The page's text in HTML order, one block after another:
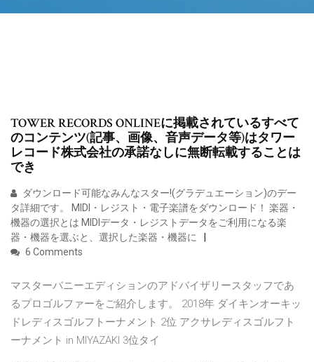
TOWER RECORDS ONLINEに掲載されているすべて
のコンテンツ(記事、画像、音声データ等)はタワー
レコード株式会社の承諾なしに無断転載することは
でき
ダウンロード可能なみんなスター!(グラデュエーション)のデー
タ詳細です。 MIDI・レジスト・電子楽譜をダウンロード！ 楽器・
機器の選択とは MIDIデータ・レジストデータをご利用になる楽
器・機器を選ぶと、選択した楽器・機器に
6 Comments
マスターバニーエディションのアドバイザリースタッフであ
るプロゴルファーをご紹介します。 2018年 ダイキンオーキッ
ドレディスゴルフトーナメント 2位 アクサレディスゴルフト
ーナメント in MIYAZAKI 3位タイ